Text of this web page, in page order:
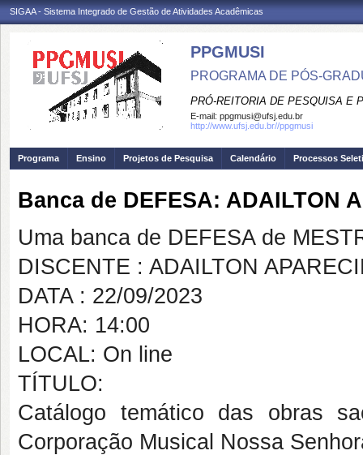
SIGAA - Sistema Integrado de Gestão de Atividades Acadêmicas
PPGMUSI
PROGRAMA DE PÓS-
PRÓ-REITORIA DE PESQUISA E
E-mail: ppgmusi@ufsj.edu.br
http://www.ufsj.edu.br//ppgmusi
Programa Ensino Projetos de Pesquisa Calendário Processos
Banca de DEFESA: ADAILTON
Uma banca de DEFESA de
DISCENTE : ADAILTON
DATA : 22/09/2023
HORA: 14:00
LOCAL: On line
TÍTULO:
Catálogo temático das obras
Corporação Musical Nossa